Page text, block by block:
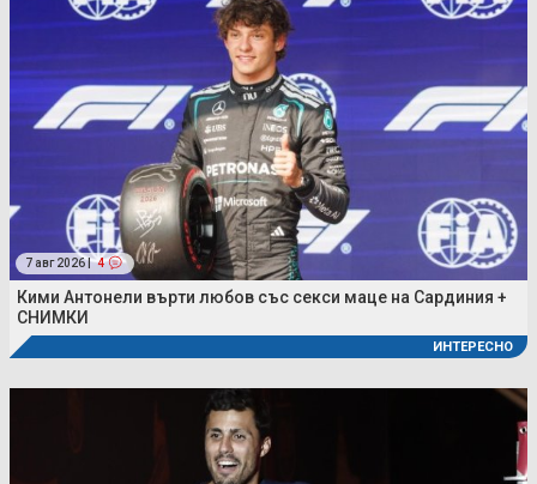
7 авг 2026 | 4
Кими Антонели върти любов със секси маце на Сардиния +
СНИМКИ
ИНТЕРЕСНО